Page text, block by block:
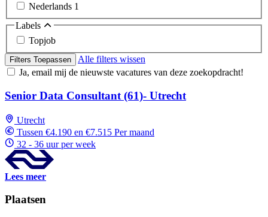
Nederlands 1
Labels
Topjob
Filters Toepassen
Alle filters wissen
Ja, email mij de nieuwste vacatures van deze zoekopdracht!
Senior Data Consultant (61)- Utrecht
Utrecht
Tussen €4.190 en €7.515 Per maand
32 - 36 uur per week
Lees meer
Plaatsen